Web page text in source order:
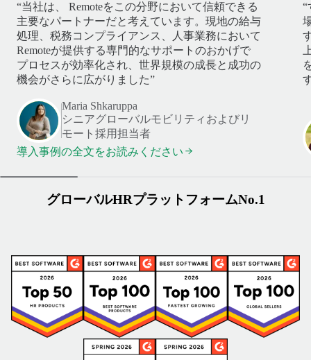
“当社は、 Remoteをこの分野において信頼できる
主要なパートナーだと考えています。現地の給与
処理、税務コンプライアンス、人事業務において
Remoteが提供する専門的なサポートのおかげで
プロセスが効率化され、世界規模の成長と成功の
機会がさらに広がりました”
Maria Shkaruppa
シニアグローバルモビリティおよびリ
モート採用担当者
導入事例の全文をお読みください
“
グローバルHRプラットフォームNo.1